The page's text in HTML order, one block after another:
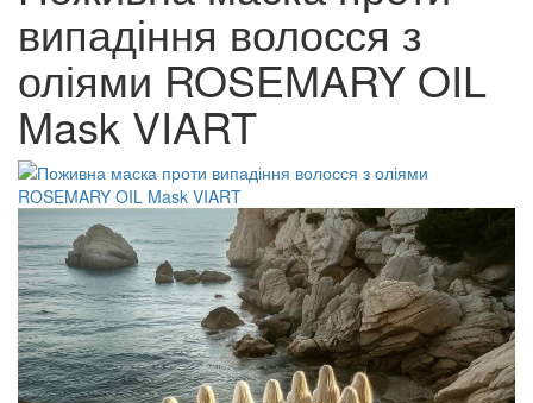
випадіння волосся з
оліями ROSEMARY OIL
Mask VIART